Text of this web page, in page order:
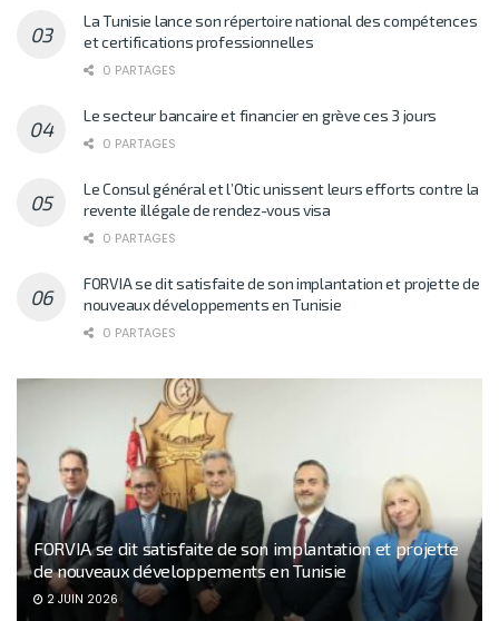
La Tunisie lance son répertoire national des compétences
et certifications professionnelles
0 PARTAGES
Le secteur bancaire et financier en grève ces 3 jours
0 PARTAGES
Le Consul général et l’Otic unissent leurs efforts contre la
revente illégale de rendez-vous visa
0 PARTAGES
FORVIA se dit satisfaite de son implantation et projette de
nouveaux développements en Tunisie
0 PARTAGES
FORVIA se dit satisfaite de son implantation et projette
de nouveaux développements en Tunisie
2 JUIN 2026